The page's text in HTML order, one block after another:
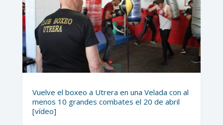
Vuelve el boxeo a Utrera en una Velada con al
menos 10 grandes combates el 20 de abril
[vídeo]